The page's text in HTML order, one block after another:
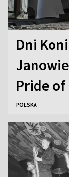
Dni
Pride of
POLSKA